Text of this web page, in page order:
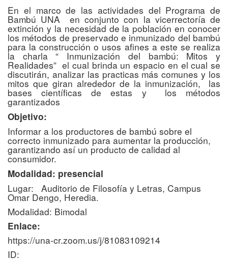
En el marco de las actividades del Programa de
Bambú UNA en conjunto con la vicerrectoría de
extinción y la necesidad de la población en conocer
los métodos de preservado e inmunizado del bambú
para la construcción o usos afines a este se realiza
la charla “ Inmunización del bambú: Mitos y
Realidades” el cual brinda un espacio en el cual se
discutirán, analizar las practicas más comunes y los
mitos que giran alrededor de la inmunización, las
bases científicas de estas y los métodos
garantizados
Objetivo:
Informar a los productores de bambú sobre el
correcto inmunizado para aumentar la producción,
garantizando así un producto de calidad al
consumidor.
Modalidad: presencial
Lugar: Auditorio de Filosofía y Letras, Campus
Omar Dengo, Heredia.
Modalidad: Bimodal
Enlace:
https://una-cr.zoom.us/j/81083109214
ID: